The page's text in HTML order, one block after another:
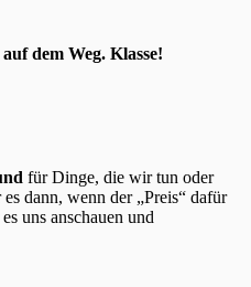
dem Weg. Klasse!
für Dinge, die wir tun oder
dann, wenn der „Preis“ dafür
uns anschauen und